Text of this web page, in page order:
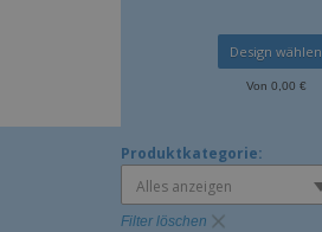
Design wählen
Von 0,00 €
Produktkategorie:
Alles anzeigen
Filter löschen